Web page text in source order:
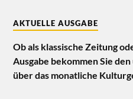
AKTUELLE AUSGABE
Ob als klassische Zeitung
Ausgabe bekommen Sie
über das monatliche